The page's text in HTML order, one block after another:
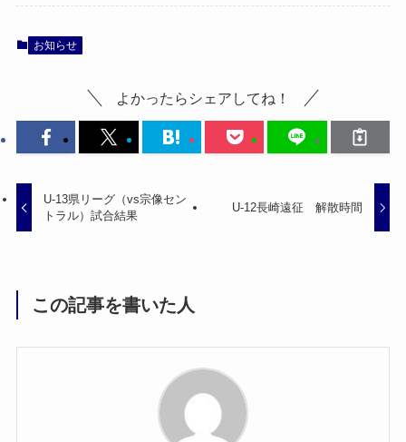
お知らせ
よかったらシェアしてね！
U-13県リーグ（vs宗像セン
トラル）試合結果
U-12長崎遠征 解散時間
この記事を書いた人